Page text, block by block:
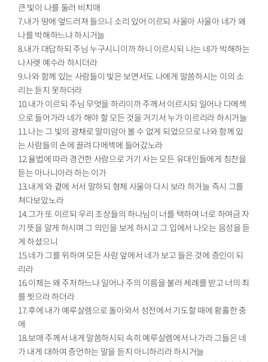
큰 빛이 나를 둘러 비치매
7.내가 땅에 엎드러져 들으니 소리 있어 이르되 사울아 사울아 네가 왜
나를 박해하느냐 하시거늘
8.내가 대답하되 주님 누구시니이까 하니 이르시되 나는 네가 박해하는
나사렛 예수라 하시더라
9.나와 함께 있는 사람들이 빛은 보면서도 나에게 말씀하시는 이의 소
리는 듣지 못하더라
10.내가 이르되 주님 무엇을 하리이까 주께서 이르시되 일어나 다메섹
으로 들어가라 네가 해야 할 모든 것을 거기서 누가 이르리라 하시거늘
11.나는 그 빛의 광채로 말미암아 볼 수 없게 되었으므로 나와 함께 있
는 사람들의 손에 끌려 다메섹에 들어갔노라
12.율법에 따라 경건한 사람으로 거기 사는 모든 유대인들에게 칭찬을
듣는 아나니아라 하는 이가
13.내게 와 곁에 서서 말하되 형제 사울아 다시 보라 하거늘 즉시 그를
쳐다보았노라
14.그가 또 이르되 우리 조상들의 하나님이 너를 택하여 너로 하여금 자
기 뜻을 알게 하시며 그 의인을 보게 하시고 그 입에서 나오는 음성을 듣
게 하셨으니
15.네가 그를 위하여 모든 사람 앞에서 네가 보고 들은 것에 증인이 되
리라
16.이제는 왜 주저하느냐 일어나 주의 이름을 불러 세례를 받고 너의 죄
를 씻으라 하더라
17.후에 내가 예루살렘으로 돌아와서 성전에서 기도할 때에 황홀한 중
에
18.보매 주께서 내게 말씀하시되 속히 예루살렘에서 나가라 그들은 네
가 내게 대하여 증언하는 말을 듣지 아니하리라 하시거늘